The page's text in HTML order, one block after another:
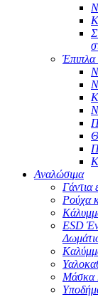
Έπιπλα
Αναλώσιμα
Γάντια
Ρούχα
ESD
Μάσκα